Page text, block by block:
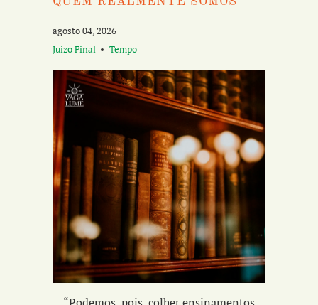
agosto 04, 2026
Juizo Final
Tempo
“Podemos, pois, colher ensinamentos